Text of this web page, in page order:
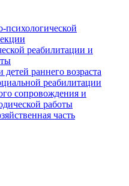
психологической
реабилитации и
раннего возраста
реабилитации
сопровождения и
работы
часть